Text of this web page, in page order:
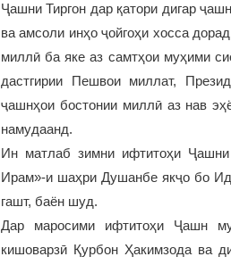
Ҷашни Тиргон дар қатори дигар
ва амсоли инҳо ҷойгоҳи хосса
миллӣ ба яке аз самтҳои муҳими
дастгирии Пешвои миллат,
ҷашнҳои бостонии миллӣ аз нав
намудаанд.
Ин матлаб зимни ифтитоҳи
Ирам»-и шаҳри Душанбе якҷо бо
гашт, баён шуд.
Дар маросими ифтитоҳи Ҷашн
кишоварзӣ Қурбон Ҳакимзода ва